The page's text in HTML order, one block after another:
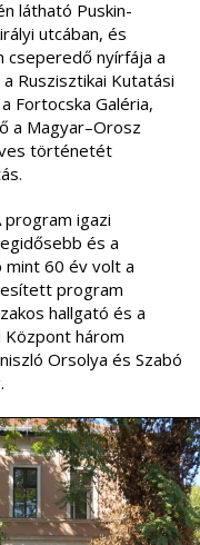
látható Puskin-
utcában, és
cseperedő nyírfája a
Ruszisztikai Kutatási
Fortocska Galéria,
a Magyar–Orosz
történetét
igazi
és a
60 év volt a
program
hallgató és a
három
Orsolya és Szabó